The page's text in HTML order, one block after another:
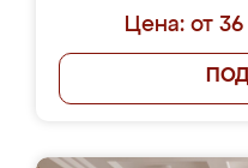
Цена: от